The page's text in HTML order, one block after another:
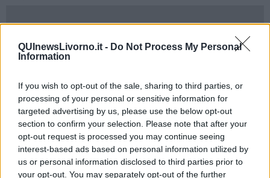
QUInewsLivorno.it - Do Not Process My Personal
Information
If you wish to opt-out of the sale, sharing to third parties, or
processing of your personal or sensitive information for
targeted advertising by us, please use the below opt-out
section to confirm your selection. Please note that after your
opt-out request is processed you may continue seeing
interest-based ads based on personal information utilized by
us or personal information disclosed to third parties prior to
your opt-out. You may separately opt-out of the further
E la lettura, le biblioteche, i servizi ci guadagnano da questo
“apprendistato all'italiana”? Rispetto al vecchio sistema di
è fatto un discreto bagaglio di esperienze ed è molto più duttile. Ma
quanta tensione e frustrazione scaricata sugli individui, senza
neppure un adeguato riconoscimento economico.
Roberto Cerri